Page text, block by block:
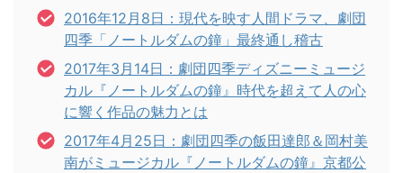
2016年12月8日：現代を映す人間ドラマ、劇団
四季「ノートルダムの鐘」最終通し稽古
2017年3月14日：劇団四季ディズニーミュージ
カル『ノートルダムの鐘』時代を超えて人の心
に響く作品の魅力とは
2017年4月25日：劇団四季の飯田達郎＆岡村美
南がミュージカル『ノートルダムの鐘』京都公